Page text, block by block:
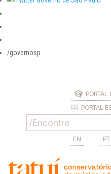
/governosp
PORTAL
PORTAL
EN PT